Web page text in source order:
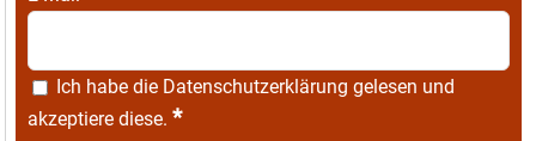
Ich habe die Datenschutzerklärung gelesen und
akzeptiere diese. *